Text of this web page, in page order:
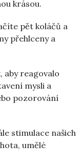
krásou.
pět koláčů a
přehlceny a
aby reagovalo
mysli a
pozorování
stimulace našich
umělé